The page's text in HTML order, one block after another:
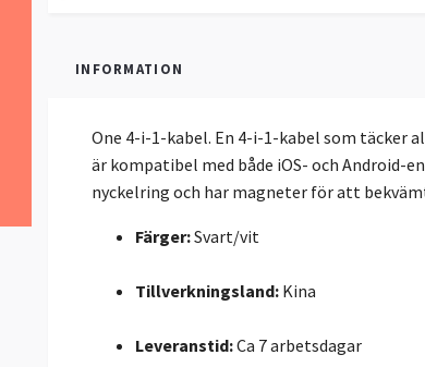
INFORMATION
One 4-i-1-kabel. En 4-i-1-kabel som täcker
är kompatibel med både iOS- och Android-
nyckelring och har magneter för att
Färger:Svart/vit
Tillverkningsland: Kina
Leveranstid:Ca 7 arbetsdagar